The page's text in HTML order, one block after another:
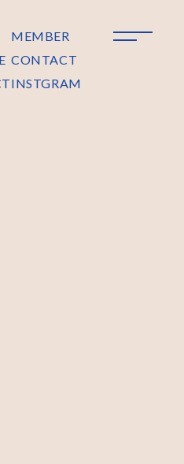
MEMBER
CONTACT
INSTGRAM